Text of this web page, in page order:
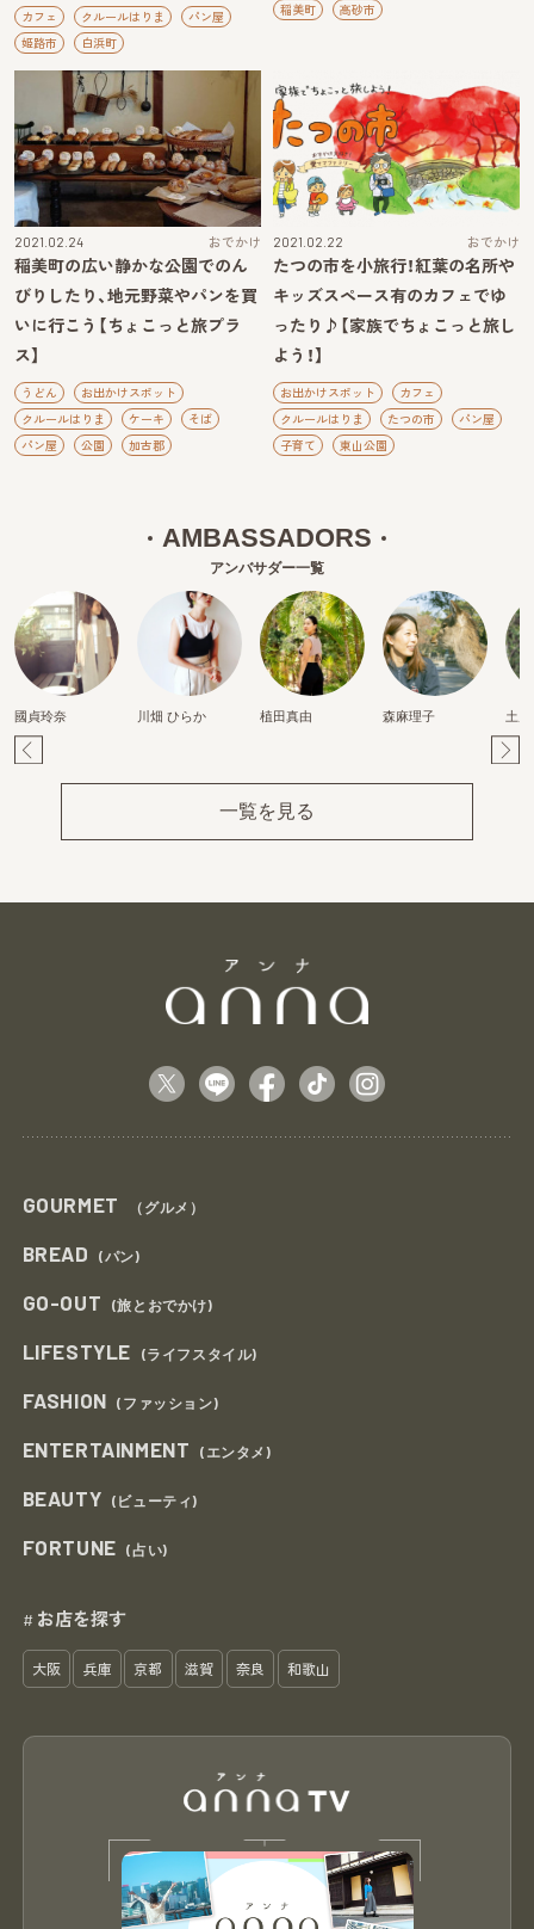
カフェ クルールはりま
パン屋
姫路市
白浜町
稲美町
高砂市
2021.02.24 おでかけ
稲美町の広い静かな公園でのん
びりしたり、地元野菜やパンを買
いに行こう【ちょこっと旅プラ
ス】
うどん
お出かけスポット
クルールはりま
ケーキ
そば
パン屋
公園 加古郡
2021.02.22 おでかけ
たつの市を小旅行！紅葉の名所や
キッズスペース有のカフェでゆ
ったり♪【家族でちょこっと旅し
よう！】
お出かけスポット
カフェ
クルールはりま
たつの市
パン屋
子育て
東山公園
AMBASSADORS
アンバサダー一覧
國貞玲奈 川畑 ひらか 植田真由 森麻理子 土
一覧を見る
GOURMET （グルメ）
BREAD (パン)
GO-OUT (旅とおでかけ)
LIFESTYLE (ライフスタイル)
FASHION (ファッション)
ENTERTAINMENT (エンタメ)
BEAUTY (ビューティ)
FORTUNE (占い)
# お店を探す
大阪 兵庫 京都 滋賀 奈良 和歌山